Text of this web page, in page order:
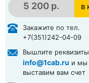
5 200 р. в
Закажите по тел.
+7(351)242-04-09
Вышлите
info@1cab.ru и мы
выставим вам счет